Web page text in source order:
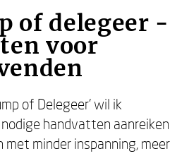
of delegeer -
voor
of Delegeer’ wil ik
handvatten aanreiken
met minder inspanning, meer